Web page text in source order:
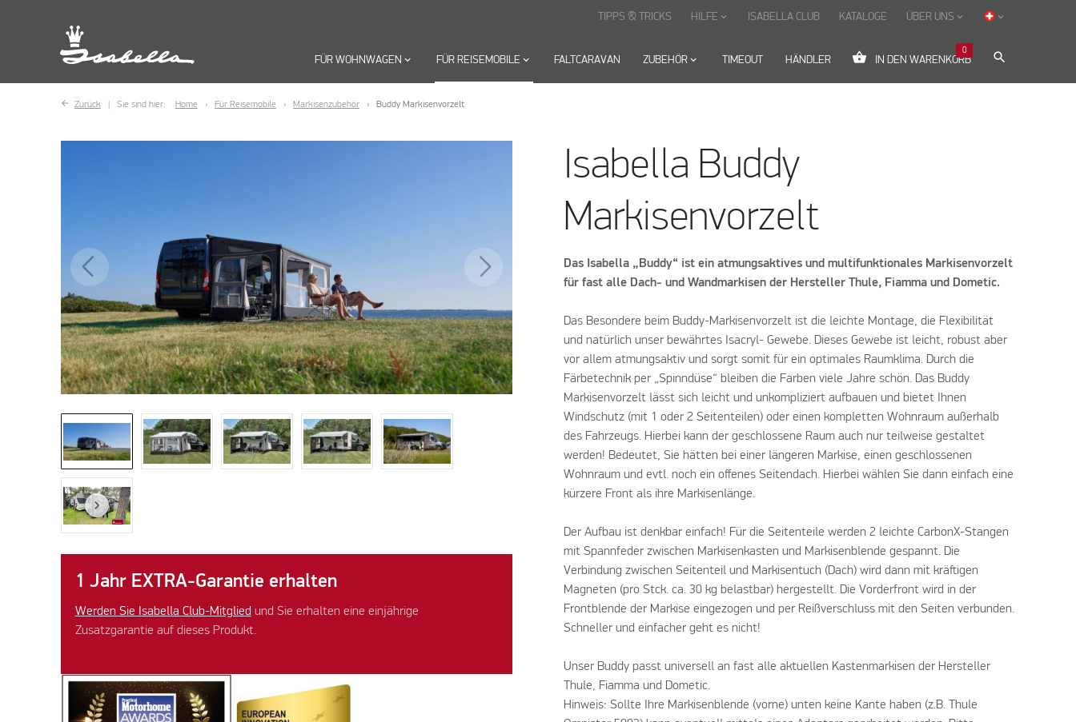
FÜR WOHNWAGEN keyboard_arrow_down FÜR REISEMOBILE keyboard_arrow_down FALTCARAVAN ZUBEHÖR keyboard_arrow_down TIMEOUT HÄNDLER shopping_basket IN DEN WARENKORB
0
search
TIPPS & TRICKS HILFE keyboard_arrow_down ISABELLA CLUB KATALOGE ÜBER UNS keyboard_arrow_down keyboard_arrow_down
Zurück Sie sind hier: Home Für Reisemobile Markisenzubehör Buddy Markisenvorzelt
1 Jahr EXTRA-Garantie erhalten
Werden Sie Isabella Club-Mitglied und Sie erhalten eine einjährige
Zusatzgarantie auf dieses Produkt.
Isabella Buddy
Markisenvorzelt
Das Isabella „Buddy“ ist ein atmungsaktives und multifunktionales Markisenvorzelt
für fast alle Dach- und Wandmarkisen der Hersteller Thule, Fiamma und Dometic.
Das Besondere beim Buddy-Markisenvorzelt ist die leichte Montage, die Flexibilität
und natürlich unser bewährtes Isacryl- Gewebe. Dieses Gewebe ist leicht, robust aber
vor allem atmungsaktiv und sorgt somit für ein optimales Raumklima. Durch die
Färbetechnik per „Spinndüse“ bleiben die Farben viele Jahre schön. Das Buddy
Markisenvorzelt lässt sich leicht und unkompliziert aufbauen und bietet Ihnen
Windschutz (mit 1 oder 2 Seitenteilen) oder einen kompletten Wohnraum außerhalb
des Fahrzeugs. Hierbei kann der geschlossene Raum auch nur teilweise gestaltet
werden! Bedeutet, Sie hätten bei einer längeren Markise, einen geschlossenen
Wohnraum und evtl. noch ein offenes Seitendach. Hierbei wählen Sie dann einfach eine
kürzere Front als ihre Markisenlänge.
Der Aufbau ist denkbar einfach! Für die Seitenteile werden 2 leichte CarbonX-Stangen
mit Spannfeder zwischen Markisenkasten und Markisenblende gespannt. Die
Verbindung zwischen Seitenteil und Markisentuch (Dach) wird dann mit kräftigen
Magneten (pro Stck. ca. 30 kg belastbar) hergestellt. Die Vorderfront wird in der
Frontblende der Markise eingezogen und per Reißverschluss mit den Seiten verbunden.
Schneller und einfacher geht es nicht!
Unser Buddy passt universell an fast alle aktuellen Kastenmarkisen der Hersteller
Thule, Fiamma und Dometic.
Hinweis: Sollte Ihre Markisenblende (vorne) unten keine Kante haben (z.B. Thule